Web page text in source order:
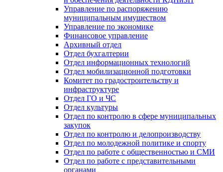
Управление по распоряжению
муниципальным имуществом
Управление по экономике
Финансовое управление
Архивный отдел
Отдел бухгалтерии
Отдел информационных технологий
Отдел мобилизационной подготовки
Комитет по градостроительству и
инфраструктуре
Отдел ГО и ЧС
Отдел культуры
Отдел по контролю в сфере муниципальных
закупок
Отдел по контролю и делопроизводству
Отдел по молодежной политике и спорту
Отдел по работе с общественностью и СМИ
Отдел по работе с представительными
органами